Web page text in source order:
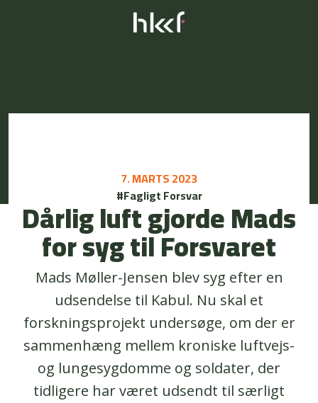
7. MARTS 2023
#Fagligt Forsvar
Dårlig luft gjorde Mads
for syg til Forsvaret
Mads Møller-Jensen blev syg efter en
udsendelse til Kabul. Nu skal et
forskningsprojekt undersøge, om der er
sammenhæng mellem kroniske luftvejs-
og lungesygdomme og soldater, der
tidligere har været udsendt til særligt